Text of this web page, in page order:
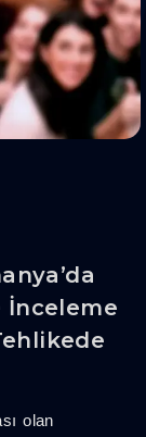
İnceleme
olan